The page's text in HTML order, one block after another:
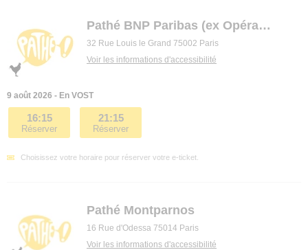
Pathé BNP Paribas (ex Opéra premier)
32 Rue Louis le Grand 75002 Paris
Voir les informations d'accessibilité
9 août 2026 - En VOST
16:15
Réserver
21:15
Réserver
Choisissez votre horaire pour réserver votre e-ticket.
Pathé Montparnos
16 Rue d'Odessa 75014 Paris
Voir les informations d'accessibilité